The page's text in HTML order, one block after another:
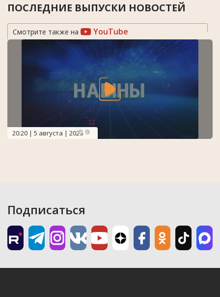
ПОСЛЕДНИЕ ВЫПУСКИ НОВОСТЕЙ
Смотрите также на YouTube
20:20 | 5 августа | 2026
Подписаться